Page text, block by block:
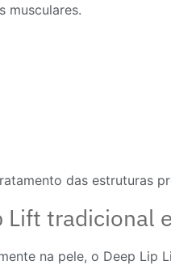
musculares.
das estruturas
tradicional
na pele, o Deep Lip